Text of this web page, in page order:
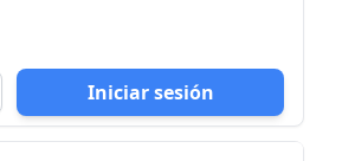
Iniciar sesión